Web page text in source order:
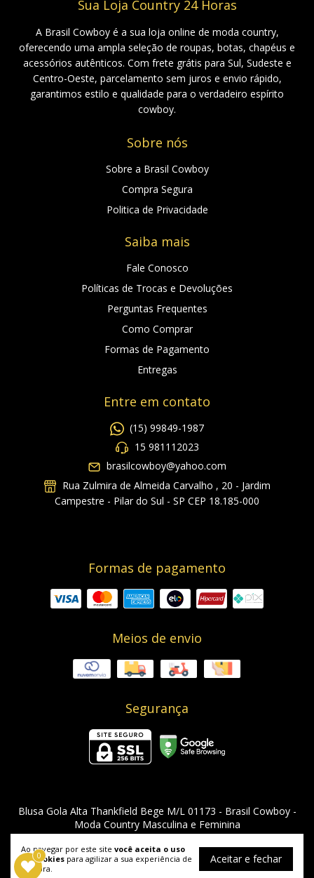
Ao navegar por este site você aceita o uso
de cookies para agilizar a sua experiência de
compra.
Aceitar e fechar
Sua Loja Country 24 Horas
A Brasil Cowboy é a sua loja online de moda country,
oferecendo uma ampla seleção de roupas, botas, chapéus e
acessórios autênticos. Com frete grátis para Sul, Sudeste e
Centro-Oeste, parcelamento sem juros e envio rápido,
garantimos estilo e qualidade para o verdadeiro espírito
cowboy.
Sobre nós
Sobre a Brasil Cowboy
Compra Segura
Politica de Privacidade
Saiba mais
Fale Conosco
Políticas de Trocas e Devoluções
Perguntas Frequentes
Como Comprar
Formas de Pagamento
Entregas
Entre em contato
(15) 99849-1987
15 981112023
brasilcowboy@yahoo.com
Rua Zulmira de Almeida Carvalho , 20 - Jardim
Campestre - Pilar do Sul - SP CEP 18.185-000
Formas de pagamento
Meios de envio
Segurança
Blusa Gola Alta Thankfield Bege M/L 01173 - Brasil Cowboy -
Moda Country Masculina e Feminina
0